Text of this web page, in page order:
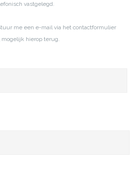
vastgelegd.
me een e-mail via het contactformulier
hierop terug.